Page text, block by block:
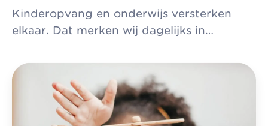
Kinderopvang en onderwijs versterken
elkaar. Dat merken wij dagelijks in…